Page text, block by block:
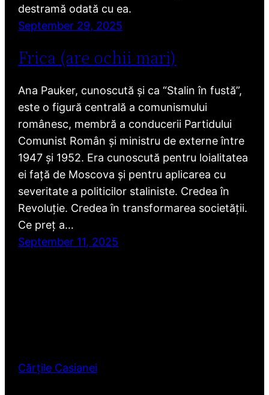
destramă odată cu ea.
September 29, 2025
Frica (are ochii mari)
Ana Pauker, cunoscută și ca “Stalin în fustă”,
este o figură centrală a comunismului
românesc, membră a conducerii Partidului
Comunist Român și ministru de externe între
1947 și 1952. Era cunoscută pentru loialitatea
ei față de Moscova și pentru aplicarea cu
severitate a politicilor staliniste. Credea în
Revoluție. Credea în transformarea societății.
Ce preț a…
September 11, 2025
Cărțile Casianei